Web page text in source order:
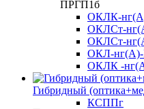
ПРГП1б
ОКЛК-
ОКЛСт-
ОКЛСт-
ОКЛ-нг(А)-
ОКЛК -
Гибридный
КСППг